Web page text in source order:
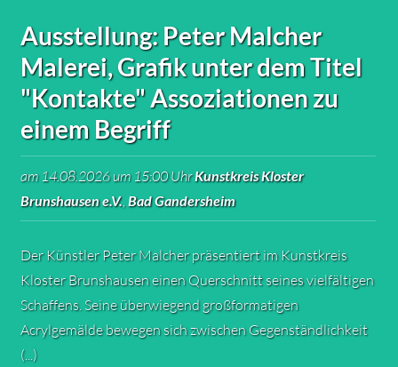
Ausstellung: Peter Malcher
Malerei, Grafik unter dem Titel
"Kontakte" Assoziationen zu
einem Begriff
am 14.08.2026 um 15:00 UhrKunstkreis Kloster
Brunshausen e.V. Bad Gandersheim
Der Künstler Peter Malcher präsentiert im Kunstkreis
Kloster Brunshausen einen Querschnitt seines vielfältigen
Schaffens. Seine überwiegend großformatigen
Acrylgemälde bewegen sich zwischen Gegenständlichkeit
(...)